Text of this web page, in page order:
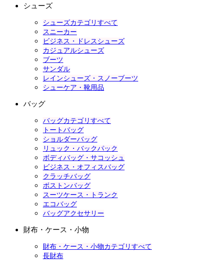
シューズ
シューズカテゴリすべて
スニーカー
ビジネス・ドレスシューズ
カジュアルシューズ
ブーツ
サンダル
レインシューズ・スノーブーツ
シューケア・靴用品
バッグ
バッグカテゴリすべて
トートバッグ
ショルダーバッグ
リュック・バックパック
ボディバッグ・サコッシュ
ビジネス・オフィスバッグ
クラッチバッグ
ボストンバッグ
スーツケース・トランク
エコバッグ
バッグアクセサリー
財布・ケース・小物
財布・ケース・小物カテゴリすべて
長財布